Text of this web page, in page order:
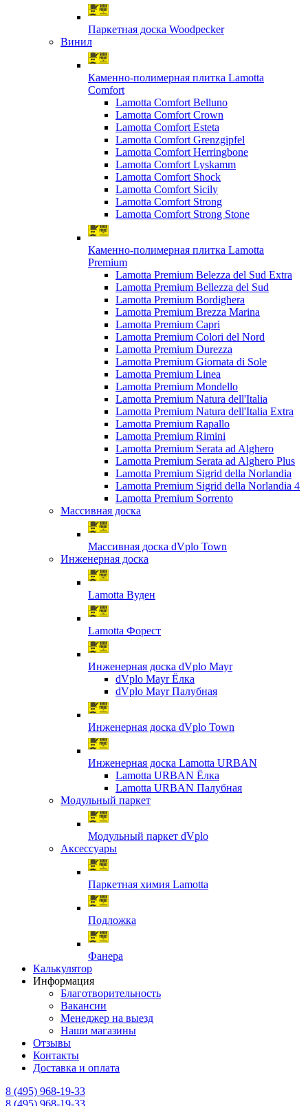
Паркетная доска Woodpecker
Винил
Каменно-полимерная плитка Lamotta
Comfort
Lamotta Comfort Belluno
Lamotta Comfort Crown
Lamotta Comfort Esteta
Lamotta Comfort Grenzgipfel
Lamotta Comfort Herringbone
Lamotta Comfort Lyskamm
Lamotta Comfort Shock
Lamotta Comfort Sicily
Lamotta Comfort Strong
Lamotta Comfort Strong Stone
Каменно-полимерная плитка Lamotta
Premium
Lamotta Premium Belezza del Sud Extra
Lamotta Premium Bellezza del Sud
Lamotta Premium Bordighera
Lamotta Premium Brezza Marina
Lamotta Premium Capri
Lamotta Premium Colori del Nord
Lamotta Premium Durezza
Lamotta Premium Giornata di Sole
Lamotta Premium Linea
Lamotta Premium Mondello
Lamotta Premium Natura dell'Italia
Lamotta Premium Natura dell'Italia Extra
Lamotta Premium Rapallo
Lamotta Premium Rimini
Lamotta Premium Serata ad Alghero
Lamotta Premium Serata ad Alghero Plus
Lamotta Premium Sigrid della Norlandia
Lamotta Premium Sigrid della Norlandia 4
Lamotta Premium Sorrento
Массивная доска
Массивная доска dVplo Town
Инженерная доска
Lamotta Вуден
Lamotta Форест
Инженерная доска dVplo Mayr
dVplo Mayr Ёлка
dVplo Mayr Палубная
Инженерная доска dVplo Town
Инженерная доска Lamotta URBAN
Lamotta URBAN Ёлка
Lamotta URBAN Палубная
Модульный паркет
Модульный паркет dVplo
Аксессуары
Паркетная химия Lamotta
Подложка
Фанера
Калькулятор
Информация
Благотворительность
Вакансии
Менеджер на выезд
Наши магазины
Отзывы
Контакты
Доставка и оплата
8 (495) 968-19-33
8 (495) 968-19-33